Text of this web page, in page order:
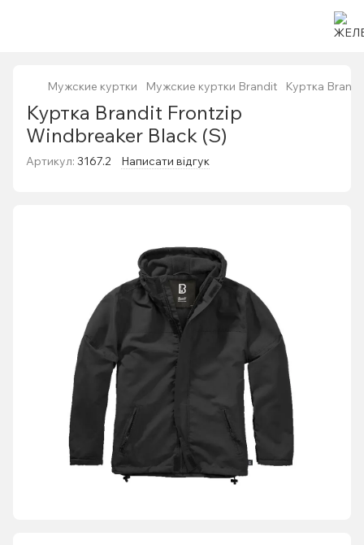
Мужские куртки Мужские куртки Brandit Куртка
Куртка Brandit Frontzip
Windbreaker Black (S)
Артикул: 3167.2 Написати відгук